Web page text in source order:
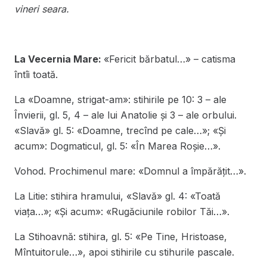
vineri seara.
La Vecernia Mare: «Fericit bărbatul…» – catisma
întîi toată.
La «Doamne, strigat-am»: stihirile pe 10: 3 – ale
Învierii, gl. 5, 4 – ale lui Anatolie și 3 – ale orbului.
«Slavă» gl. 5: «Doamne, trecînd pe cale…»; «Și
acum»: Dogmaticul, gl. 5: «În Marea Roșie…».
Vohod. Prochimenul mare: «Domnul a împărățit…».
La Litie: stihira hramului, «Slavă» gl. 4: «Toată
viața…»; «Și acum»: «Rugăciunile robilor Tăi…».
La Stihoavnă: stihira, gl. 5: «Pe Tine, Hristoase,
Mîntuitorule…», apoi stihirile cu stihurile pascale.